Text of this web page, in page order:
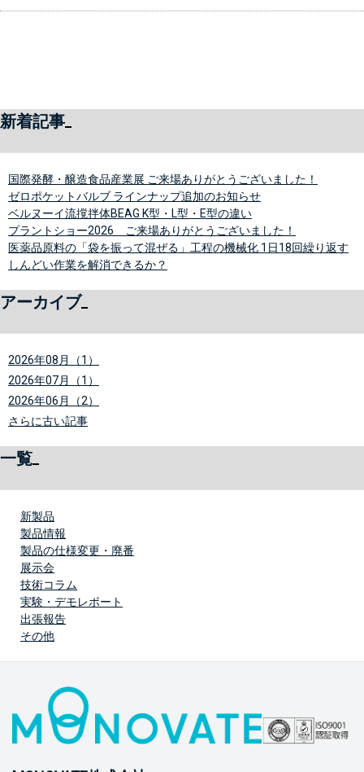
新着記事
国際発酵・醸造食品産業展 ご来場ありがとうございました！
ゼロポケットバルブ ラインナップ追加のお知らせ
ベルヌーイ流撹拌体BEAG K型・L型・E型の違い
プラントショー2026 ご来場ありがとうございました！
医薬品原料の「袋を振って混ぜる」工程の機械化 1日18回繰り返す
しんどい作業を解消できるか？
アーカイブ
2026年08月（1）
2026年07月（1）
2026年06月（2）
さらに古い記事
一覧
新製品
製品情報
製品の仕様変更・廃番
展示会
技術コラム
実験・デモレポート
出張報告
その他